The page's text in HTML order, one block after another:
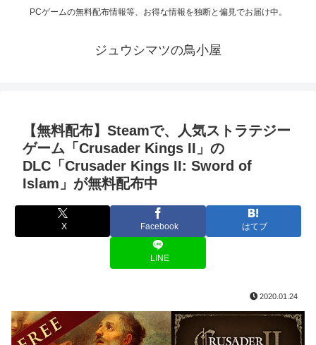
PCゲームの無料配布情報等、お得な情報を独断と偏見でお届け中。
ジュウシマツの鳥小屋
【無料配布】Steamで、人気ストラテジー
ゲーム「Crusader Kings II」の
DLC「Crusader Kings II: Sword of
Islam」が無料配布中
X Facebook はてブ
LINE
2020.01.24